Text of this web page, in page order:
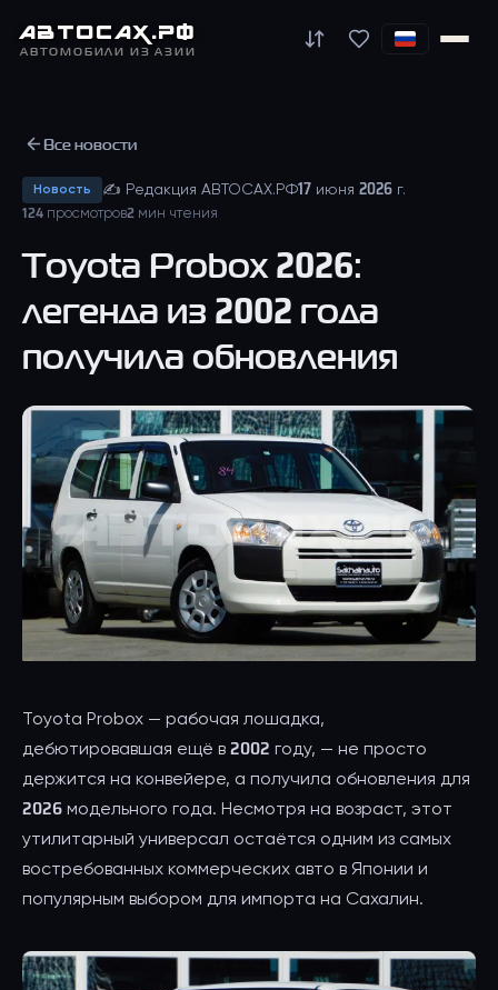
АВТОСАХ.РФ
АВТОМОБИЛИ ИЗ АЗИИ
Все новости
Новость ✍ Редакция АВТОСАХ.РФ17 июня 2026 г.
124 просмотров2 мин чтения
Toyota Probox 2026:
легенда из 2002 года
получила обновления
Toyota Probox — рабочая лошадка,
дебютировавшая ещё в 2002 году, — не просто
держится на конвейере, а получила обновления для
2026 модельного года. Несмотря на возраст, этот
утилитарный универсал остаётся одним из самых
востребованных коммерческих авто в Японии и
популярным выбором для импорта на Сахалин.